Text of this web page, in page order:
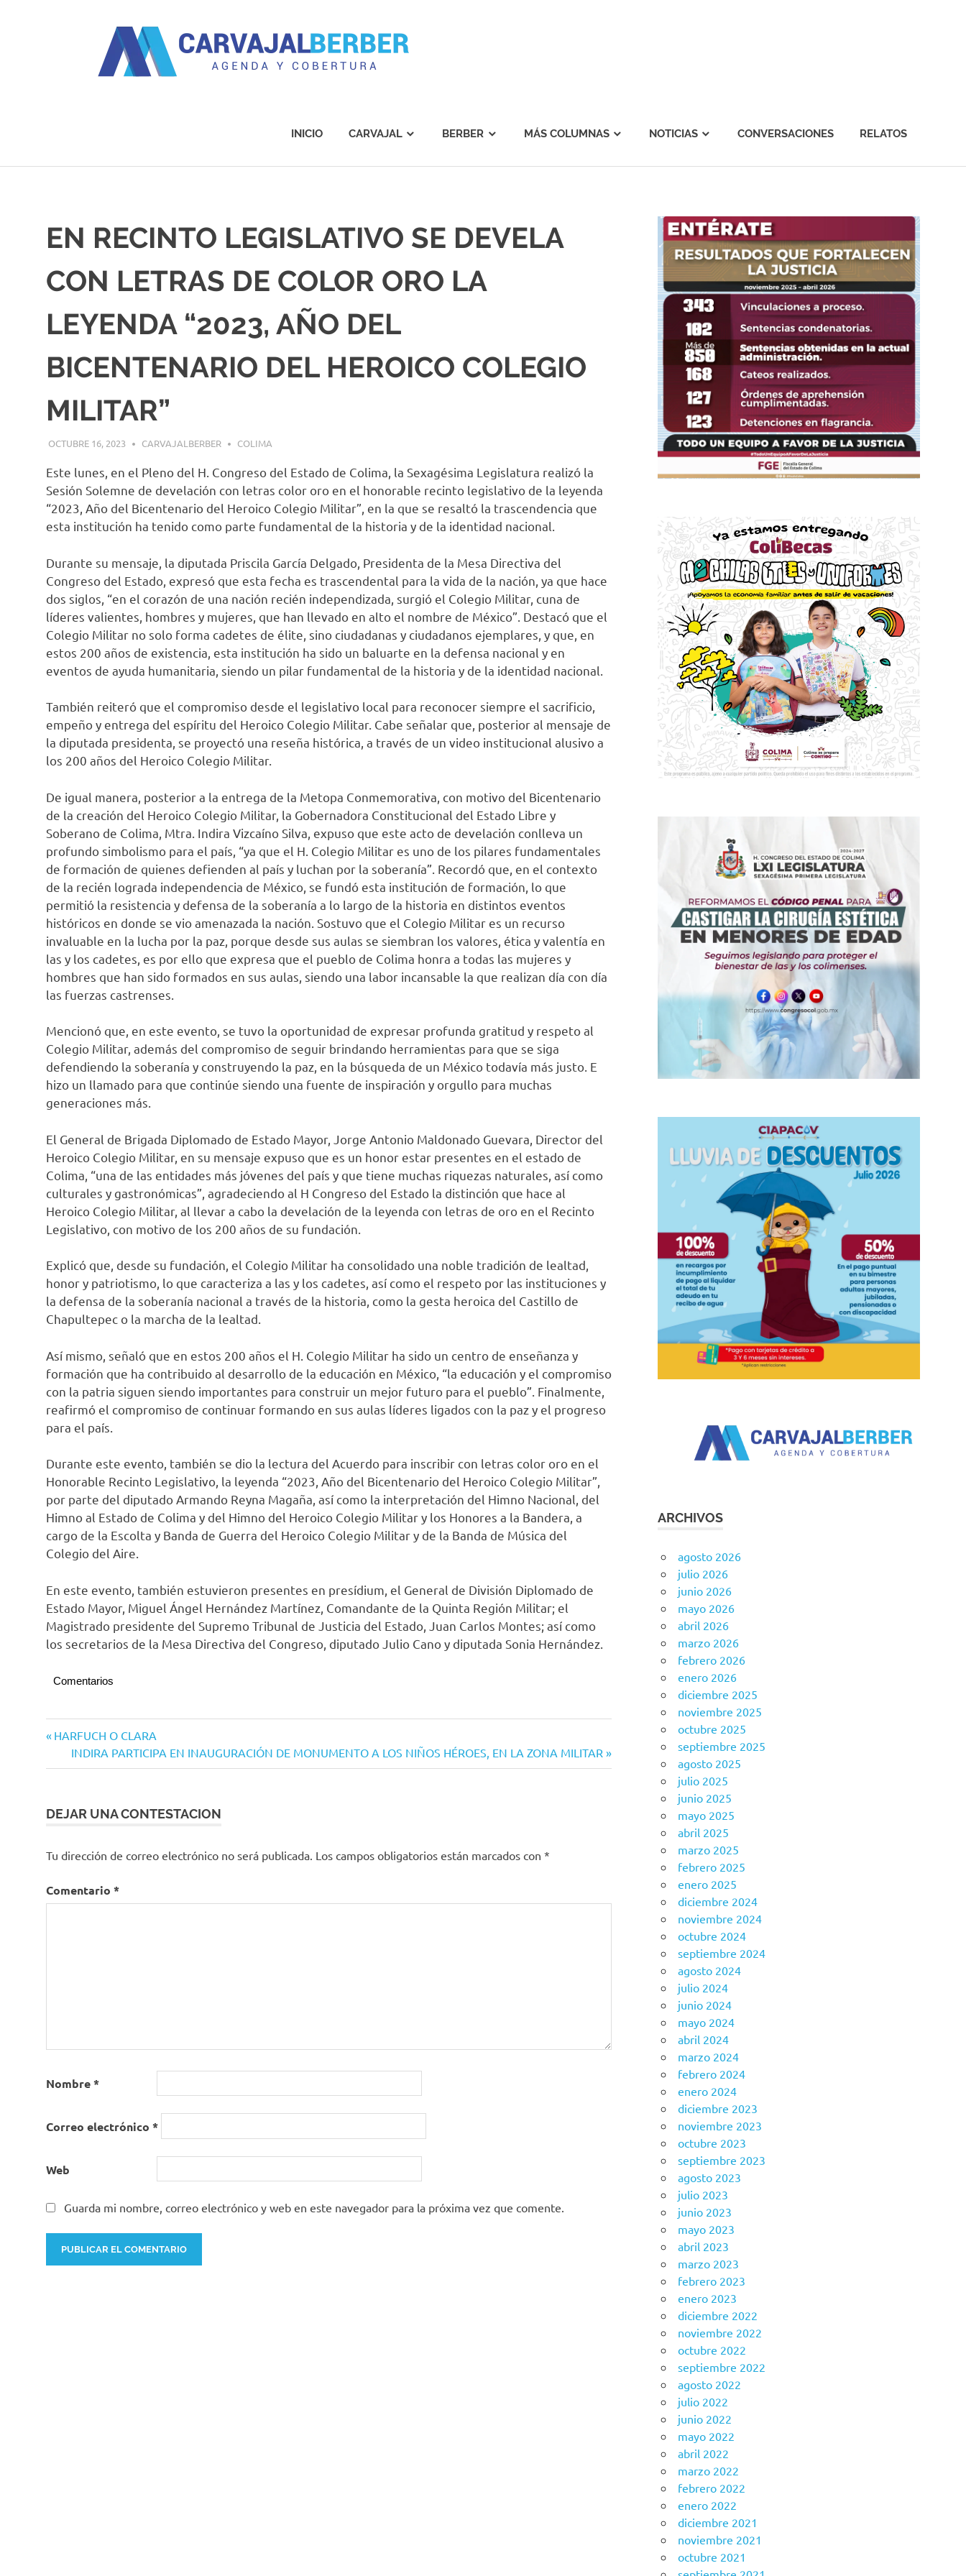
INICIO CARVAJAL BERBER MÁS COLUMNAS NOTICIAS CONVERSACIONES RELATOS
EN RECINTO LEGISLATIVO SE DEVELA
CON LETRAS DE COLOR ORO LA
LEYENDA “2023, AÑO DEL
BICENTENARIO DEL HEROICO COLEGIO
MILITAR”
OCTUBRE 16, 2023 CARVAJALBERBER COLIMA
Este lunes, en el Pleno del H. Congreso del Estado de Colima, la Sexagésima Legislatura realizó la
Sesión Solemne de develación con letras color oro en el honorable recinto legislativo de la leyenda
“2023, Año del Bicentenario del Heroico Colegio Militar”, en la que se resaltó la trascendencia que
esta institución ha tenido como parte fundamental de la historia y de la identidad nacional.
Durante su mensaje, la diputada Priscila García Delgado, Presidenta de la Mesa Directiva del
Congreso del Estado, expresó que esta fecha es trascendental para la vida de la nación, ya que hace
dos siglos, “en el corazón de una nación recién independizada, surgió el Colegio Militar, cuna de
líderes valientes, hombres y mujeres, que han llevado en alto el nombre de México”. Destacó que el
Colegio Militar no solo forma cadetes de élite, sino ciudadanas y ciudadanos ejemplares, y que, en
estos 200 años de existencia, esta institución ha sido un baluarte en la defensa nacional y en
eventos de ayuda humanitaria, siendo un pilar fundamental de la historia y de la identidad nacional.
También reiteró que el compromiso desde el legislativo local para reconocer siempre el sacrificio,
empeño y entrega del espíritu del Heroico Colegio Militar. Cabe señalar que, posterior al mensaje de
la diputada presidenta, se proyectó una reseña histórica, a través de un video institucional alusivo a
los 200 años del Heroico Colegio Militar.
De igual manera, posterior a la entrega de la Metopa Conmemorativa, con motivo del Bicentenario
de la creación del Heroico Colegio Militar, la Gobernadora Constitucional del Estado Libre y
Soberano de Colima, Mtra. Indira Vizcaíno Silva, expuso que este acto de develación conlleva un
profundo simbolismo para el país, “ya que el H. Colegio Militar es uno de los pilares fundamentales
de formación de quienes defienden al país y luchan por la soberanía”. Recordó que, en el contexto
de la recién lograda independencia de México, se fundó esta institución de formación, lo que
permitió la resistencia y defensa de la soberanía a lo largo de la historia en distintos eventos
históricos en donde se vio amenazada la nación. Sostuvo que el Colegio Militar es un recurso
invaluable en la lucha por la paz, porque desde sus aulas se siembran los valores, ética y valentía en
las y los cadetes, es por ello que expresa que el pueblo de Colima honra a todas las mujeres y
hombres que han sido formados en sus aulas, siendo una labor incansable la que realizan día con día
las fuerzas castrenses.
Mencionó que, en este evento, se tuvo la oportunidad de expresar profunda gratitud y respeto al
Colegio Militar, además del compromiso de seguir brindando herramientas para que se siga
defendiendo la soberanía y construyendo la paz, en la búsqueda de un México todavía más justo. E
hizo un llamado para que continúe siendo una fuente de inspiración y orgullo para muchas
generaciones más.
El General de Brigada Diplomado de Estado Mayor, Jorge Antonio Maldonado Guevara, Director del
Heroico Colegio Militar, en su mensaje expuso que es un honor estar presentes en el estado de
Colima, “una de las entidades más jóvenes del país y que tiene muchas riquezas naturales, así como
culturales y gastronómicas”, agradeciendo al H Congreso del Estado la distinción que hace al
Heroico Colegio Militar, al llevar a cabo la develación de la leyenda con letras de oro en el Recinto
Legislativo, con motivo de los 200 años de su fundación.
Explicó que, desde su fundación, el Colegio Militar ha consolidado una noble tradición de lealtad,
honor y patriotismo, lo que caracteriza a las y los cadetes, así como el respeto por las instituciones y
la defensa de la soberanía nacional a través de la historia, como la gesta heroica del Castillo de
Chapultepec o la marcha de la lealtad.
Así mismo, señaló que en estos 200 años el H. Colegio Militar ha sido un centro de enseñanza y
formación que ha contribuido al desarrollo de la educación en México, “la educación y el compromiso
con la patria siguen siendo importantes para construir un mejor futuro para el pueblo”. Finalmente,
reafirmó el compromiso de continuar formando en sus aulas líderes ligados con la paz y el progreso
para el país.
Durante este evento, también se dio la lectura del Acuerdo para inscribir con letras color oro en el
Honorable Recinto Legislativo, la leyenda “2023, Año del Bicentenario del Heroico Colegio Militar”,
por parte del diputado Armando Reyna Magaña, así como la interpretación del Himno Nacional, del
Himno al Estado de Colima y del Himno del Heroico Colegio Militar y los Honores a la Bandera, a
cargo de la Escolta y Banda de Guerra del Heroico Colegio Militar y de la Banda de Música del
Colegio del Aire.
En este evento, también estuvieron presentes en presídium, el General de División Diplomado de
Estado Mayor, Miguel Ángel Hernández Martínez, Comandante de la Quinta Región Militar; el
Magistrado presidente del Supremo Tribunal de Justicia del Estado, Juan Carlos Montes; así como
los secretarios de la Mesa Directiva del Congreso, diputado Julio Cano y diputada Sonia Hernández.
Comentarios
Navegación
de
Entrada
anterior:
HARFUCH O CLARA
Siguiente
entrada:
INDIRA PARTICIPA EN INAUGURACIÓN DE MONUMENTO A LOS NIÑOS HÉROES, EN LA ZONA MILITAR
DEJAR UNA CONTESTACION
Tu dirección de correo electrónico no será publicada. Los campos obligatorios están marcados con *
Comentario *
Nombre*
Correo electrónico *
Web
Guarda mi nombre, correo electrónico y web en este navegador para la próxima vez que comente.
ARCHIVOS
agosto 2026
julio 2026
junio 2026
mayo 2026
abril 2026
marzo 2026
febrero 2026
enero 2026
diciembre 2025
noviembre 2025
octubre 2025
septiembre 2025
agosto 2025
julio 2025
junio 2025
mayo 2025
abril 2025
marzo 2025
febrero 2025
enero 2025
diciembre 2024
noviembre 2024
octubre 2024
septiembre 2024
agosto 2024
julio 2024
junio 2024
mayo 2024
abril 2024
marzo 2024
febrero 2024
enero 2024
diciembre 2023
noviembre 2023
octubre 2023
septiembre 2023
agosto 2023
julio 2023
junio 2023
mayo 2023
abril 2023
marzo 2023
febrero 2023
enero 2023
diciembre 2022
noviembre 2022
octubre 2022
septiembre 2022
agosto 2022
julio 2022
junio 2022
mayo 2022
abril 2022
marzo 2022
febrero 2022
enero 2022
diciembre 2021
noviembre 2021
octubre 2021